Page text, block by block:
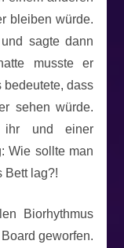
bleiben würde.
sagte dann
musste er
bedeutete, dass
sehen würde.
ihr und einer
Wie sollte man
Bett lag?!
Biorhythmus
geworfen.